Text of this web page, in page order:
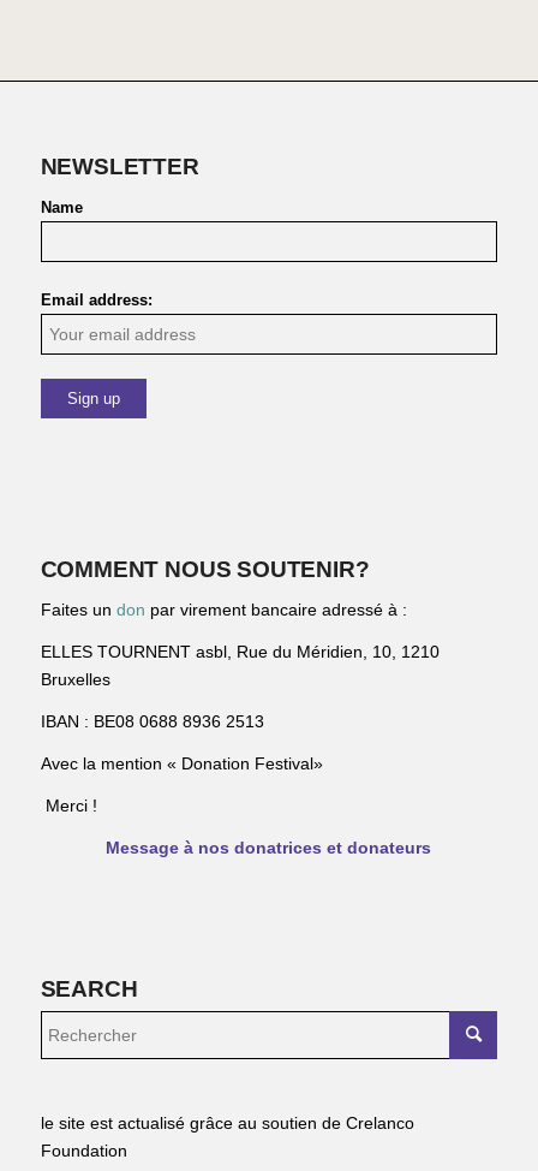
NEWSLETTER
Name
Email address:
COMMENT NOUS SOUTENIR?
Faites un don par virement bancaire adressé à :
ELLES TOURNENT asbl, Rue du Méridien, 10, 1210
Bruxelles
IBAN : BE08 0688 8936 2513
Avec la mention « Donation Festival»
Merci !
Message à nos donatrices et donateurs
SEARCH
le site est actualisé grâce au soutien de Crelanco
Foundation